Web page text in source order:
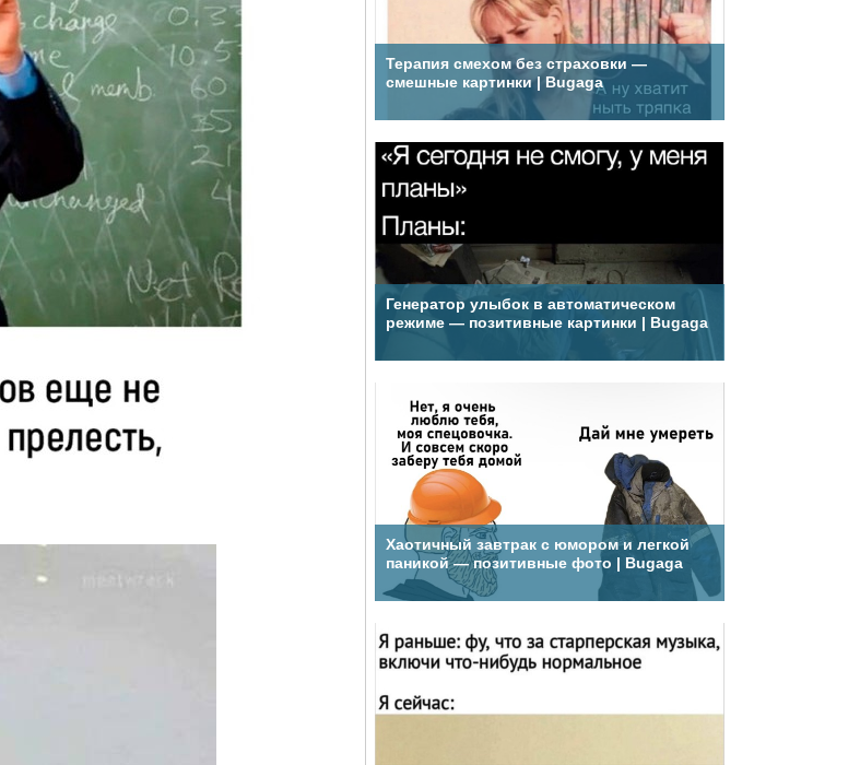
Терапия смехом без страховки —
смешные картинки | Bugaga
Генератор улыбок в автоматическом
режиме — позитивные картинки | Bugaga
Хаотичный завтрак с юмором и легкой
паникой — позитивные фото | Bugaga